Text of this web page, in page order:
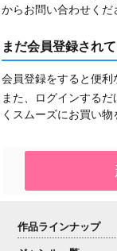
からお問い合わせくだ
まだ会員登録され
会員登録をすると便利
また、ログインする
くスムーズにお買い物
作品ラインナップ